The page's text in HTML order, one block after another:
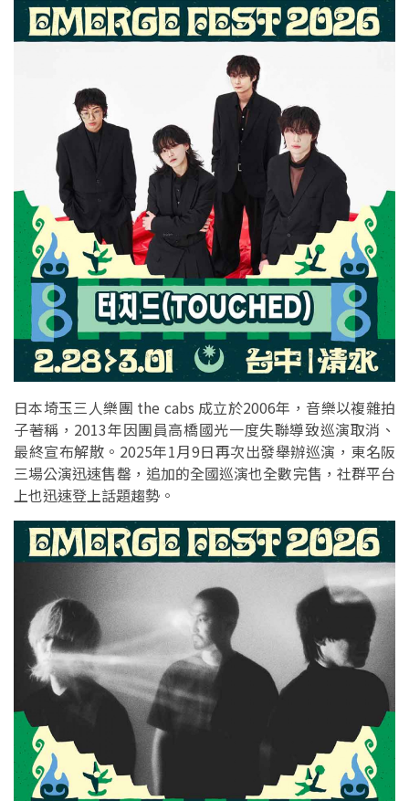
日本埼玉三人樂團 the cabs 成立於2006年，音樂以複雜拍
子著稱，2013年因團員高橋國光一度失聯導致巡演取消、
最終宣布解散。2025年1月9日再次出發舉辦巡演，東名阪
三場公演迅速售罄，追加的全國巡演也全數完售，社群平台
上也迅速登上話題趨勢。